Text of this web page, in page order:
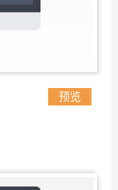
预览